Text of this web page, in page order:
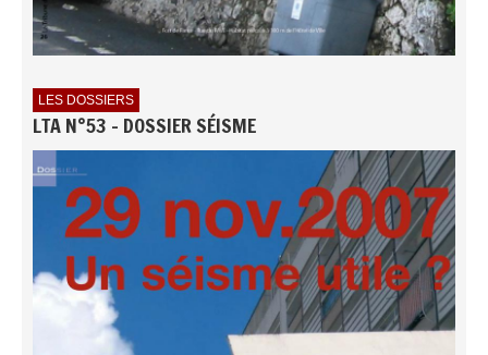
LES DOSSIERS
LTA N°53 - DOSSIER SÉISME